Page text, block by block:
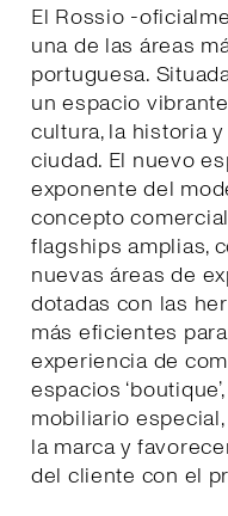
El Rossio -
una de las áreas
portuguesa.
un espacio
cultura, la historia
ciudad. El nuevo
exponente del
concepto
flagships amplias,
nuevas áreas de
dotadas con las
más eficientes
experiencia de
espacios
mobiliario
la marca y
del cliente con el